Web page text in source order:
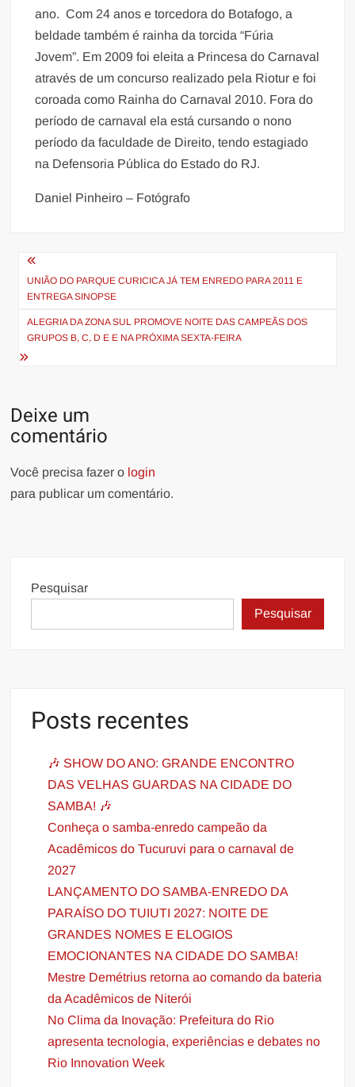
ano. Com 24 anos e torcedora do Botafogo, a
beldade também é rainha da torcida “Fúria
Jovem”. Em 2009 foi eleita a Princesa do Carnaval
através de um concurso realizado pela Riotur e foi
coroada como Rainha do Carnaval 2010. Fora do
período de carnaval ela está cursando o nono
período da faculdade de Direito, tendo estagiado
na Defensoria Pública do Estado do RJ.
Daniel Pinheiro – Fotógrafo
Navegação
de
Post
UNIÃO DO PARQUE CURICICA JÁ TEM ENREDO PARA 2011 E
ENTREGA SINOPSE
ALEGRIA DA ZONA SUL PROMOVE NOITE DAS CAMPEÃS DOS
GRUPOS B, C, D E E NA PRÓXIMA SEXTA-FEIRA
Deixe um
comentário
Você precisa fazer o login
para publicar um comentário.
Pesquisar
Pesquisar
Posts recentes
🎶 SHOW DO ANO: GRANDE ENCONTRO
DAS VELHAS GUARDAS NA CIDADE DO
SAMBA! 🎶
Conheça o samba-enredo campeão da
Acadêmicos do Tucuruvi para o carnaval de
2027
LANÇAMENTO DO SAMBA-ENREDO DA
PARAÍSO DO TUIUTI 2027: NOITE DE
GRANDES NOMES E ELOGIOS
EMOCIONANTES NA CIDADE DO SAMBA!
Mestre Demétrius retorna ao comando da bateria
da Acadêmicos de Niterói
No Clima da Inovação: Prefeitura do Rio
apresenta tecnologia, experiências e debates no
Rio Innovation Week